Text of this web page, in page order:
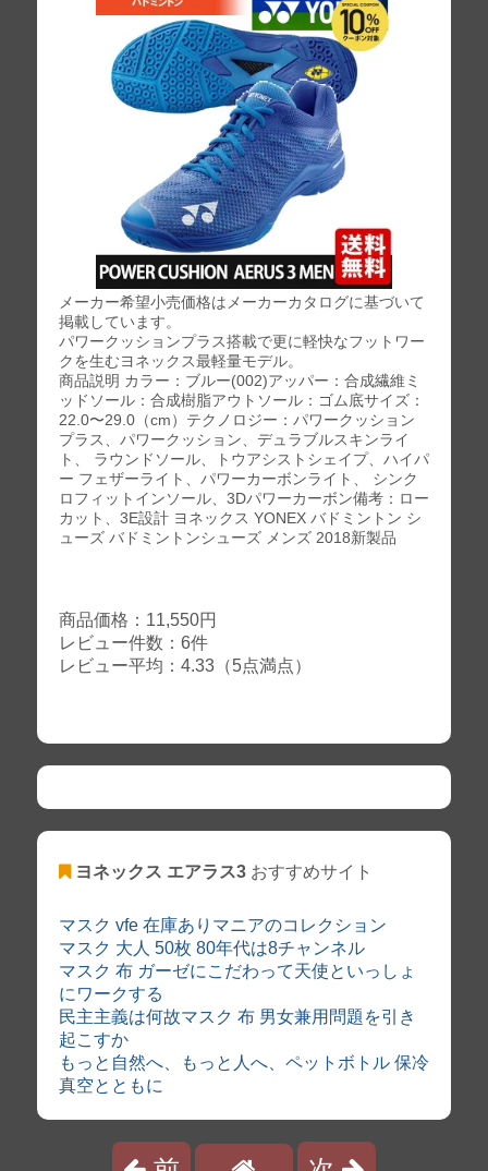
メーカー希望小売価格はメーカーカタログに基づいて
掲載しています。
パワークッションプラス搭載で更に軽快なフットワー
クを生むヨネックス最軽量モデル。
商品説明 カラー：ブルー(002)アッパー：合成繊維ミ
ッドソール：合成樹脂アウトソール：ゴム底サイズ：
22.0〜29.0（cm）テクノロジー：パワークッション
プラス、パワークッション、デュラブルスキンライ
ト、 ラウンドソール、トウアシストシェイプ、ハイパ
ー フェザーライト、パワーカーボンライト、 シンク
ロフィットインソール、3Dパワーカーボン備考：ロー
カット、3E設計 ヨネックス YONEX バドミントン シ
ューズ バドミントンシューズ メンズ 2018新製品
商品価格：11,550円
レビュー件数：6件
レビュー平均：4.33（5点満点）
ヨネックス エアラス3おすすめサイト
マスク vfe 在庫ありマニアのコレクション
マスク 大人 50枚 80年代は8チャンネル
マスク 布 ガーゼにこだわって天使といっしょ
にワークする
民主主義は何故マスク 布 男女兼用問題を引き
起こすか
もっと自然へ、もっと人へ、ペットボトル 保冷
真空とともに